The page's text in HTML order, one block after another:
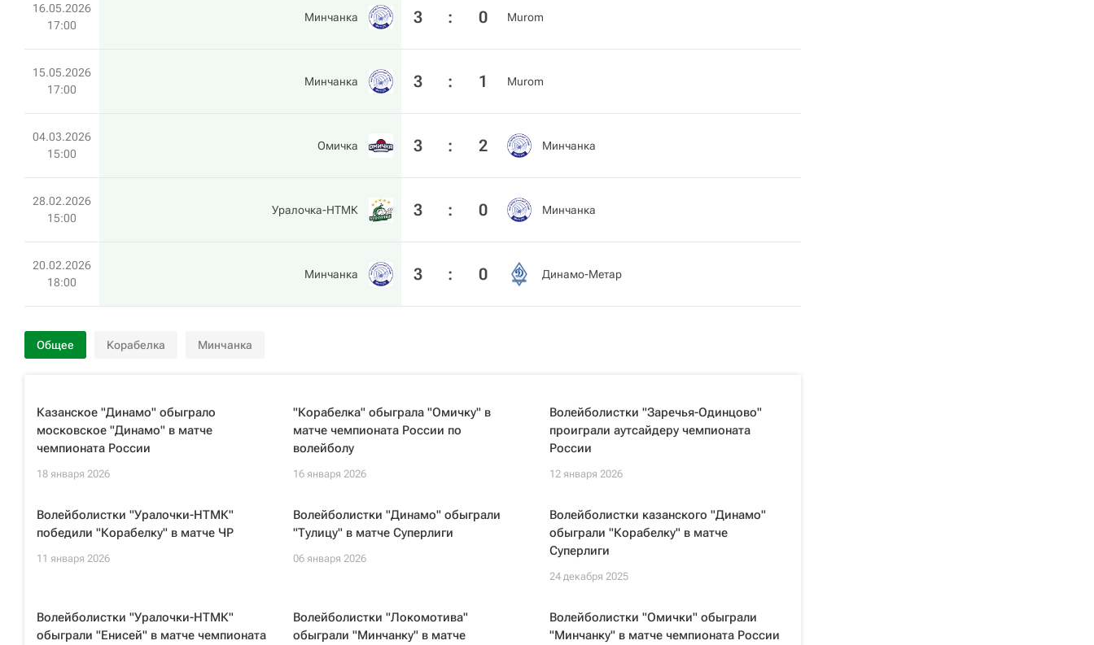
16.05.2026
17:00
Минчанка 3 : 0 Murom
15.05.2026
17:00
Минчанка 3 : 1 Murom
04.03.2026
15:00
Омичка 3 : 2 Минчанка
28.02.2026
15:00
Уралочка-НТМК 3 : 0 Минчанка
20.02.2026
18:00
Минчанка 3 : 0 Динамо-Метар
Общее Корабелка Минчанка
Казанское "Динамо" обыграло
московское "Динамо" в матче
чемпионата России
18 января 2026
"Корабелка" обыграла "Омичку" в
матче чемпионата России по
волейболу
16 января 2026
Волейболистки "Заречья-Одинцово"
проиграли аутсайдеру чемпионата
России
12 января 2026
Волейболистки "Уралочки-НТМК"
победили "Корабелку" в матче ЧР
11 января 2026
Волейболистки "Динамо" обыграли
"Тулицу" в матче Суперлиги
06 января 2026
Волейболистки казанского "Динамо"
обыграли "Корабелку" в матче
Суперлиги
24 декабря 2025
Волейболистки "Уралочки-НТМК"
обыграли "Енисей" в матче чемпионата
Волейболистки "Локомотива"
обыграли "Минчанку" в матче
Волейболистки "Омички" обыграли
"Минчанку" в матче чемпионата России